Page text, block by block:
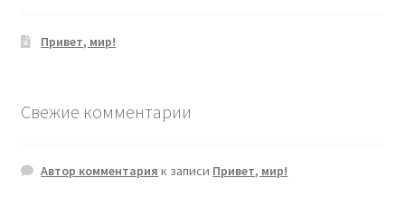
Привет, мир!
Свежие комментарии
Автор комментария к записи Привет, мир!